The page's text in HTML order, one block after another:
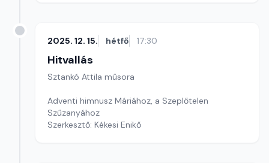
2025. 12. 15. hétfő 17:30
Hitvallás
Sztankó Attila műsora
Adventi himnusz Máriához, a Szeplőtelen
Szűzanyához
Szerkesztő: Kékesi Enikő